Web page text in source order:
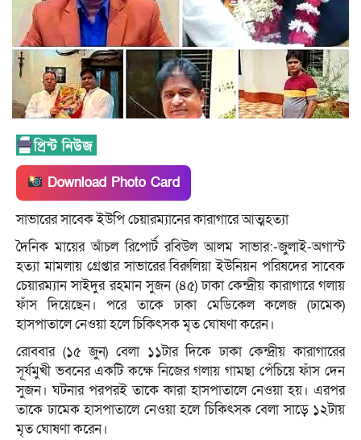
Download Photo Card
সাভারের সাবেক ইউপি চেয়ারম্যানের কারাগারে আত্মহত্যা
দৈনিক মায়ের আঁচল রিপোর্ট রবিউল আলম সাভার:-জুলাই-অগাস্ট
হত্যা মামলায় গ্রেপ্তার সাভারের বিরুলিয়া ইউনিয়ন পরিষদের সাবেক
চেয়ারম্যান সাইদুর রহমান সুজন (৪৫) ঢাকা কেন্দ্রীয় কারাগারে গলায়
ফাঁস দিয়েছেন। পরে তাকে ঢাকা মেডিকেল কলেজ (ঢামেক)
হাসপাতালে নেওয়া হলে চিকিৎসক মৃত ঘোষণা করেন।
রোববার (১৫ জুন) বেলা ১১টার দিকে ঢাকা কেন্দ্রীয় কারাগারের
সূর্যমুখী ভবনের একটি কক্ষে নিজের গলায় গামছা পেঁচিয়ে ফাঁস দেন
সুজন। ঘটনার পরপরই তাকে কারা হাসপাতালে নেওয়া হয়। এরপর
তাকে ঢামেক হাসপাতালে নেওয়া হলে চিকিৎসক বেলা সাড়ে ১২টায়
মৃত ঘোষণা করেন।